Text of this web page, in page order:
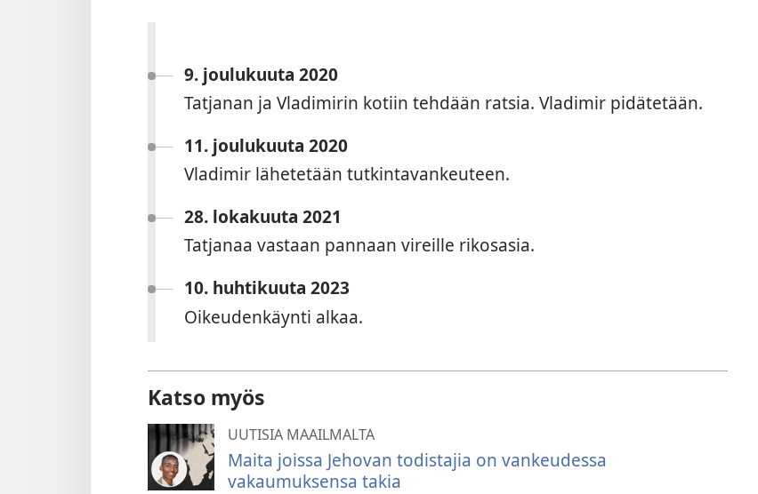
9. joulukuuta 2020
Tatjanan ja Vladimirin kotiin tehdään ratsia. Vladimir pidätetään.
11. joulukuuta 2020
Vladimir lähetetään tutkintavankeuteen.
28. lokakuuta 2021
Tatjanaa vastaan pannaan vireille rikosasia.
10. huhtikuuta 2023
Oikeudenkäynti alkaa.
Katso myös
UUTISIA MAAILMALTA
Maita joissa Jehovan todistajia on vankeudessa
vakaumuksensa takia